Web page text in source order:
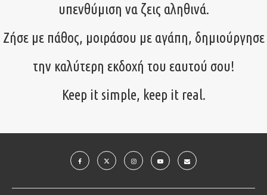
υπενθύμιση να ζεις αληθινά.
Ζήσε με πάθος, μοιράσου με αγάπη, δημιούργησε
την καλύτερη εκδοχή του εαυτού σου!
Keep it simple, keep it real.